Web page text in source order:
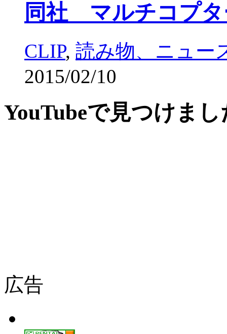
同社 マルチコプ
CLIP, 読み物、ニュー
2015/02/10
YouTubeで見つけまし
広告